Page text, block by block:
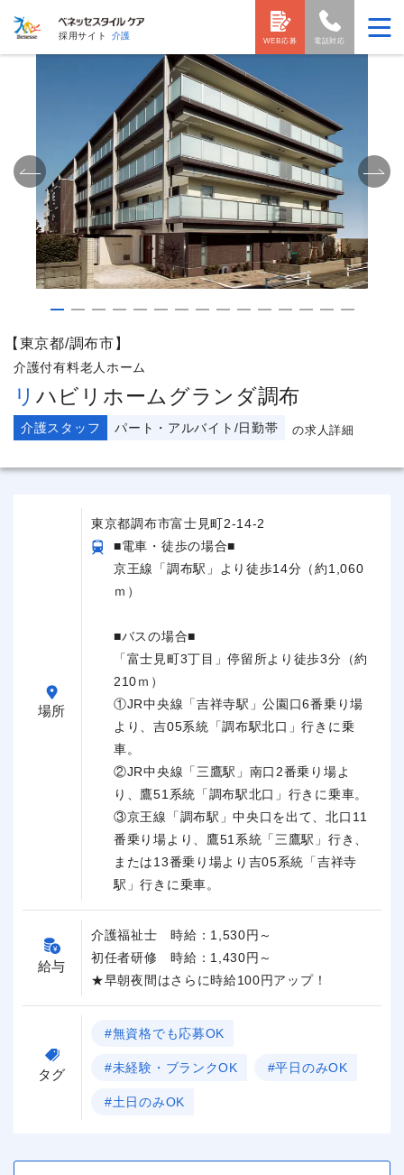
採用サイト 介護
電話対応
WEB応募
【東京都/調布市】
介護付有料老人ホーム
リハビリホームグランダ調布
介護スタッフ パート・アルバイト/日勤帯 の求人詳細
場所
東京都調布市富士見町2-14-2
■電車・徒歩の場合■
京王線「調布駅」より徒歩14分（約1,060
ｍ）
■バスの場合■
「富士見町3丁目」停留所より徒歩3分（約
210ｍ）
①JR中央線「吉祥寺駅」公園口6番乗り場
より、吉05系統「調布駅北口」行きに乗
車。
②JR中央線「三鷹駅」南口2番乗り場よ
り、鷹51系統「調布駅北口」行きに乗車。
③京王線「調布駅」中央口を出て、北口11
番乗り場より、鷹51系統「三鷹駅」行き、
または13番乗り場より吉05系統「吉祥寺
駅」行きに乗車。
給与
介護福祉士 時給：1,530円～
初任者研修 時給：1,430円～
★早朝夜間はさらに時給100円アップ！
タグ
#無資格でも応募OK
#未経験・ブランクOK #平日のみOK
#土日のみOK